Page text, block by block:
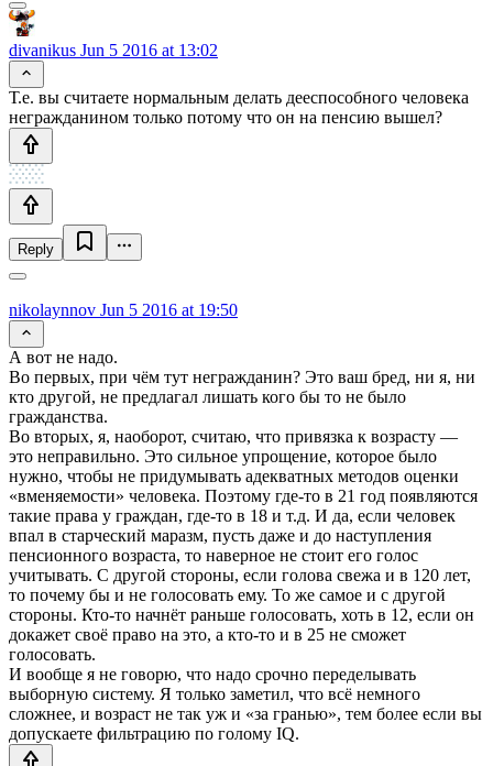
divanikus Jun 5 2016 at 13:02
Т.е. вы считаете нормальным делать дееспособного человека
негражданином только потому что он на пенсию вышел?
Reply
nikolaynnov Jun 5 2016 at 19:50
А вот не надо.
Во первых, при чём тут негражданин? Это ваш бред, ни я, ни
кто другой, не предлагал лишать кого бы то не было
гражданства.
Во вторых, я, наоборот, считаю, что привязка к возрасту —
это неправильно. Это сильное упрощение, которое было
нужно, чтобы не придумывать адекватных методов оценки
«вменяемости» человека. Поэтому где-то в 21 год появляются
такие права у граждан, где-то в 18 и т.д. И да, если человек
впал в старческий маразм, пусть даже и до наступления
пенсионного возраста, то наверное не стоит его голос
учитывать. С другой стороны, если голова свежа и в 120 лет,
то почему бы и не голосовать ему. То же самое и с другой
стороны. Кто-то начнёт раньше голосовать, хоть в 12, если он
докажет своё право на это, а кто-то и в 25 не сможет
голосовать.
И вообще я не говорю, что надо срочно переделывать
выборную систему. Я только заметил, что всё немного
сложнее, и возраст не так уж и «за гранью», тем более если вы
допускаете фильтрацию по голому IQ.